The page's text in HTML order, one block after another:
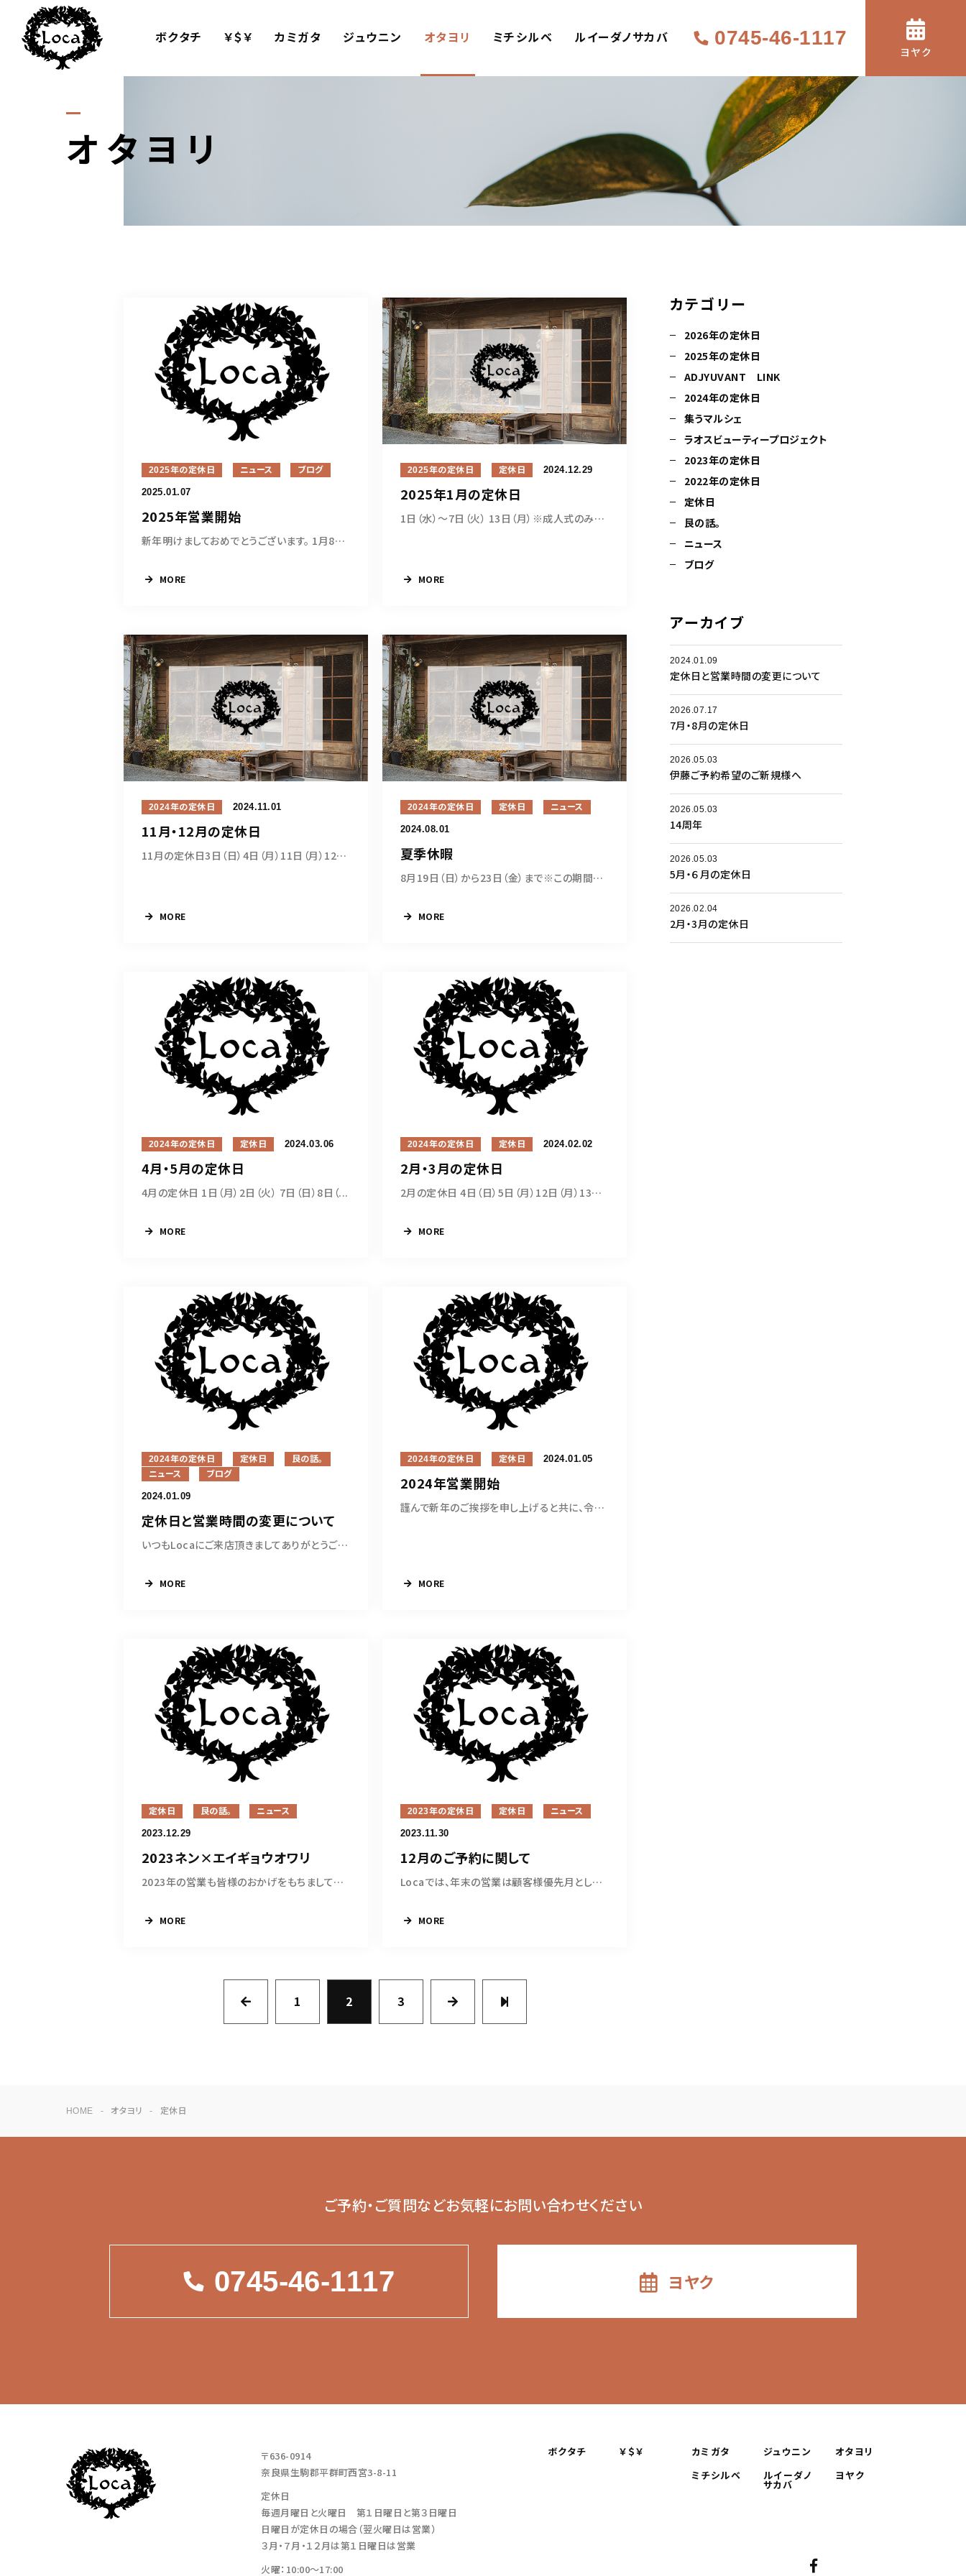
ボクタチ ￥＄￥ カミガタ ジュウニン オタヨリ ミチシルベ ルイーダノサカバ 0745-46-1117
ヨヤク
オタヨリ
2025年の定休日 ニュース ブログ
2025.01.07
2025年営業開始
新年明けましておめでとうございます。 1月8日（...
MORE
2025年の定休日 定休日 2024.12.29
2025年1月の定休日
1日（水）～7日（火） 13日（月）※成人式のみ営...
MORE
2024年の定休日 2024.11.01
11月・12月の定休日
11月の定休日3日（日）4日（月）11日（月）12日...
MORE
2024年の定休日 定休日 ニュース
2024.08.01
夏季休暇
8月19日（日）から23日（金）まで※この期間はLIN...
MORE
2024年の定休日 定休日 2024.03.06
4月・5月の定休日
4月の定休日 1日（月）2日（火） 7日（日）8日（...
MORE
2024年の定休日 定休日 2024.02.02
2月・3月の定休日
2月の定休日 4日（日）5日（月）12日（月）13日...
MORE
2024年の定休日 定休日
艮の話。
ニュース
ブログ
2024.01.09
定休日と営業時間の変更について
いつもLocaにご来店頂きましてありがとうござい...
MORE
2024年の定休日 定休日 2024.01.05
2024年営業開始
謹んで新年のご挨拶を申し上げると共に、令和６...
MORE
定休日 艮の話。 ニュース
2023.12.29
2023ネン×エイギョウオワリ
2023年の営業も皆様のおかげをもちまして無事に...
MORE
2023年の定休日 定休日 ニュース
2023.11.30
12月のご予約に関して
Locaでは、年末の営業は顧客様優先月としまして...
MORE
1 2 3
カテゴリー
2026年の定休日
2025年の定休日
ADJYUVANT LINK
2024年の定休日
集うマルシェ
ラオスビューティープロジェクト
2023年の定休日
2022年の定休日
定休日
艮の話。
ニュース
ブログ
アーカイブ
2024.01.09
定休日と営業時間の変更について
2026.07.17
7月・8月の定休日
2026.05.03
伊藤ご予約希望のご新規様へ
2026.05.03
14周年
2026.05.03
5月・６月の定休日
2026.02.04
2月・3月の定休日
HOME オタヨリ 定休日
ご予約・ご質問などお気軽にお問い合わせください
0745-46-1117 ヨヤク
〒636-0914
奈良県生駒郡平群町西宮3-8-11
定休日
毎週月曜日と火曜日 第１日曜日と第３日曜日
日曜日が定休日の場合（翌火曜日は営業）
３月・７月・１２月は第１日曜日は営業
火曜：10:00～17:00
ボクタチ ￥＄￥ カミガタ ジュウニン オタヨリ
ミチシルベ
ルイーダノ
サカバ
ヨヤク